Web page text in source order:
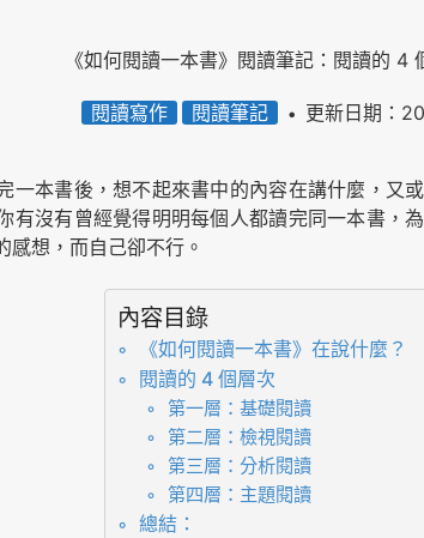
《如何閱讀一本書》閱讀筆記：閱讀的 4
閱讀寫作 閱讀筆記 更新日期：
一本書後，想不起來書中的內容在講什麼，又
有沒有曾經覺得明明每個人都讀完同一本書，
感想，而自己卻不行。
內容目錄
《如何閱讀一本書》在說什麼？
閱讀的 4 個層次
第一層：基礎閱讀
第二層：檢視閱讀
第三層：分析閱讀
第四層：主題閱讀
總結：